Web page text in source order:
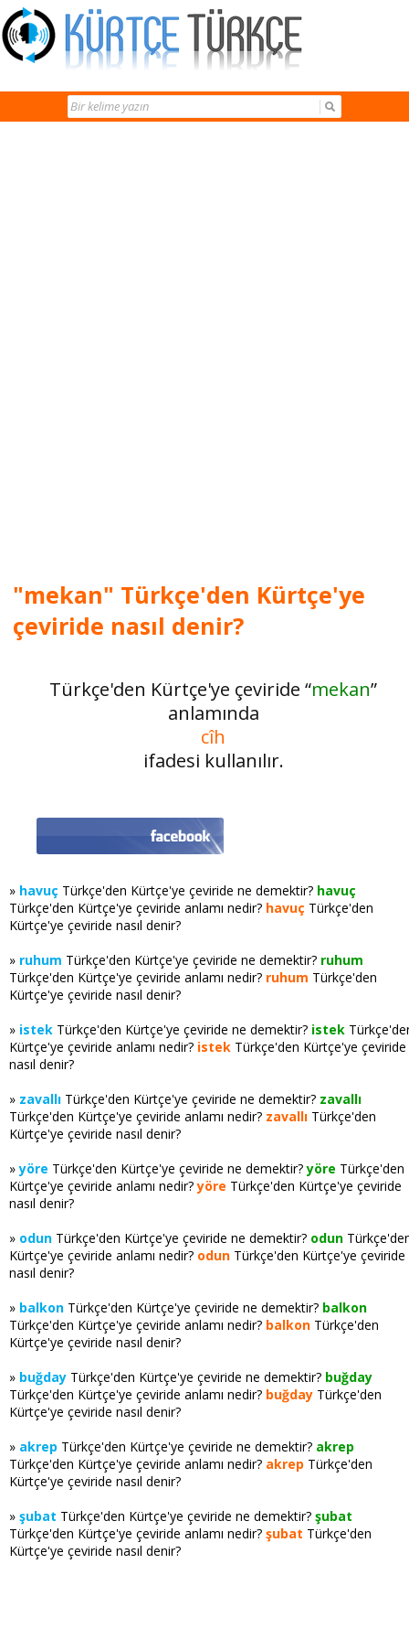
"mekan" Türkçe'den Kürtçe'ye
çeviride nasıl denir?
Türkçe'den Kürtçe'ye çeviride “mekan”
anlamında
cîh
ifadesi kullanılır.
» havuç Türkçe'den Kürtçe'ye çeviride ne demektir? havuç
Türkçe'den Kürtçe'ye çeviride anlamı nedir? havuç Türkçe'den
Kürtçe'ye çeviride nasıl denir?
» ruhum Türkçe'den Kürtçe'ye çeviride ne demektir? ruhum
Türkçe'den Kürtçe'ye çeviride anlamı nedir? ruhum Türkçe'den
Kürtçe'ye çeviride nasıl denir?
» istek Türkçe'den Kürtçe'ye çeviride ne demektir? istek
Kürtçe'ye çeviride anlamı nedir? istek Türkçe'den Kürtçe'ye çeviride
nasıl denir?
» zavallı Türkçe'den Kürtçe'ye çeviride ne demektir? zavallı
Türkçe'den Kürtçe'ye çeviride anlamı nedir? zavallı Türkçe'den
Kürtçe'ye çeviride nasıl denir?
»yöre Türkçe'den Kürtçe'ye çeviride ne demektir?yöre Türkçe'den
Kürtçe'ye çeviride anlamı nedir?yöre Türkçe'den Kürtçe'ye çeviride
nasıl denir?
» odun Türkçe'den Kürtçe'ye çeviride ne demektir? odun
Kürtçe'ye çeviride anlamı nedir? odun Türkçe'den Kürtçe'ye çeviride
nasıl denir?
» balkon Türkçe'den Kürtçe'ye çeviride ne demektir? balkon
Türkçe'den Kürtçe'ye çeviride anlamı nedir? balkon Türkçe'den
Kürtçe'ye çeviride nasıl denir?
» buğday Türkçe'den Kürtçe'ye çeviride ne demektir? buğday
Türkçe'den Kürtçe'ye çeviride anlamı nedir? buğday Türkçe'den
Kürtçe'ye çeviride nasıl denir?
» akrep Türkçe'den Kürtçe'ye çeviride ne demektir? akrep
Türkçe'den Kürtçe'ye çeviride anlamı nedir? akrep Türkçe'den
Kürtçe'ye çeviride nasıl denir?
» şubat Türkçe'den Kürtçe'ye çeviride ne demektir? şubat
Türkçe'den Kürtçe'ye çeviride anlamı nedir? şubat Türkçe'den
Kürtçe'ye çeviride nasıl denir?